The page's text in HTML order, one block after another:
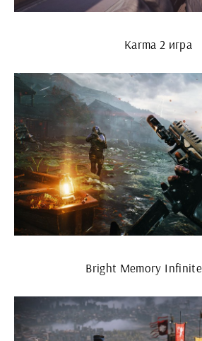
Karma 2 игра
Bright Memory